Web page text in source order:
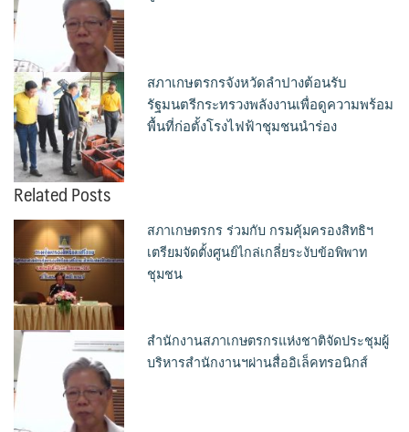
สภาเกษตรกรจังหวัดลำปางต้อนรับ
รัฐมนตรีกระทรวงพลังงานเพื่อดูความพร้อม
พื้นที่ก่อตั้งโรงไฟฟ้าชุมชนนำร่อง
Related Posts
สภาเกษตรกร ร่วมกับ กรมคุ้มครองสิทธิฯ
เตรียมจัดตั้งศูนย์ไกล่เกลี่ยระงับข้อพิพาท
ชุมชน
สำนักงานสภาเกษตรกรแห่งชาติจัดประชุมผู้
บริหารสำนักงานฯผ่านสื่ออิเล็คทรอนิกส์